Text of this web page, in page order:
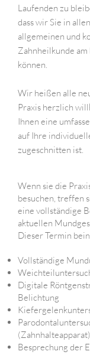
Wenn sie die
besuchen, treffen
eine vollständige
aktuellen
Dieser Termin
Vollständige
Digitale
Belichtung
(Zahnhalteapparat)
Besprechung der
Laufenden zu
dass wir Sie in
allgemeinen und
Zahnheilkunde
können.
Wir heißen alle
Praxis herzlich
Ihnen eine
auf Ihre
zugeschnitten ist.